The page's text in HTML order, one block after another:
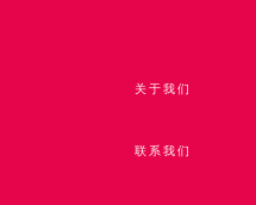
关于我们
联系我们